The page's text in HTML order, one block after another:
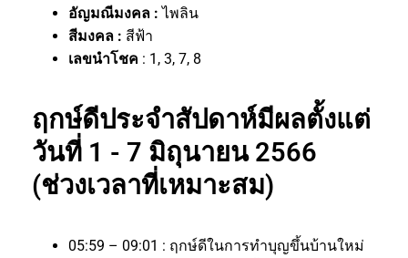
อัญมณีมงคล :ไพลิน
สีมงคล : สีฟ้า
เลขนำโชค : 1, 3, 7, 8
ฤกษ์ดีประจำสัปดาห์มีผลตั้งแต่
วันที่ 1 - 7 มิถุนายน 2566
(ช่วงเวลาที่เหมาะสม)
05:59 – 09:01 : ฤกษ์ดีในการทำบุญขึ้นบ้านใหม่